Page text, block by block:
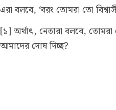
এরা বলবে, ‘বরং তোমরা তো
[১] অর্থাৎ, নেতারা বলবে,
আমাদের দোষ দিচ্ছ?